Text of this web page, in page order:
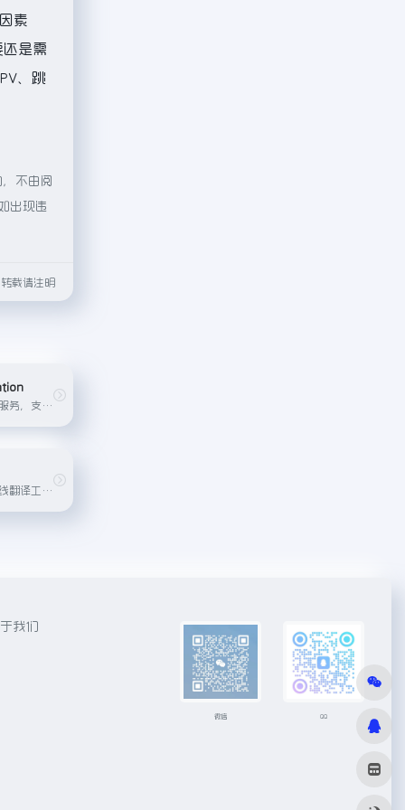
素
是需
、跳
不由阅
出现违
载请注明
一款免费在线翻译服务，支持多种语言对，适用于简单文本翻译。
搜狗公司开发的在线翻译工具，支持中英及其他多种语言之间的翻译。
我们
微信 QQ